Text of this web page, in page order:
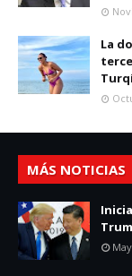
La
MÁS NOTICIAS